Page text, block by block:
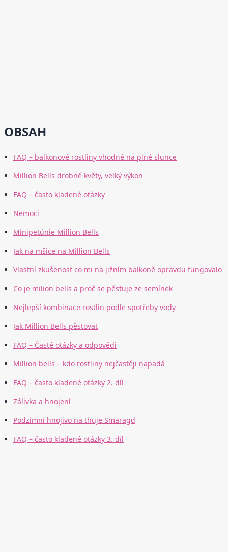
OBSAH
FAQ – balkonové rostliny vhodné na plné slunce
Million Bells drobné květy, velký výkon
FAQ – často kladené otázky
Nemoci
Minipetúnie Million Bells
Jak na mšice na Million Bells
Vlastní zkušenost co mi na jižním balkoně opravdu fungovalo
Co je milion bells a proč se pěstuje ze semínek
Nejlepší kombinace rostlin podle spotřeby vody
Jak Million Bells pěstovat
FAQ – Časté otázky a odpovědi
Million bells – kdo rostliny nejčastěji napadá
FAQ – často kladené otázky 2. díl
Zálivka a hnojení
Podzimní hnojivo na thuje Smaragd
FAQ – často kladené otázky 3. díl